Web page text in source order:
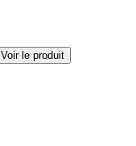
Voir le produit